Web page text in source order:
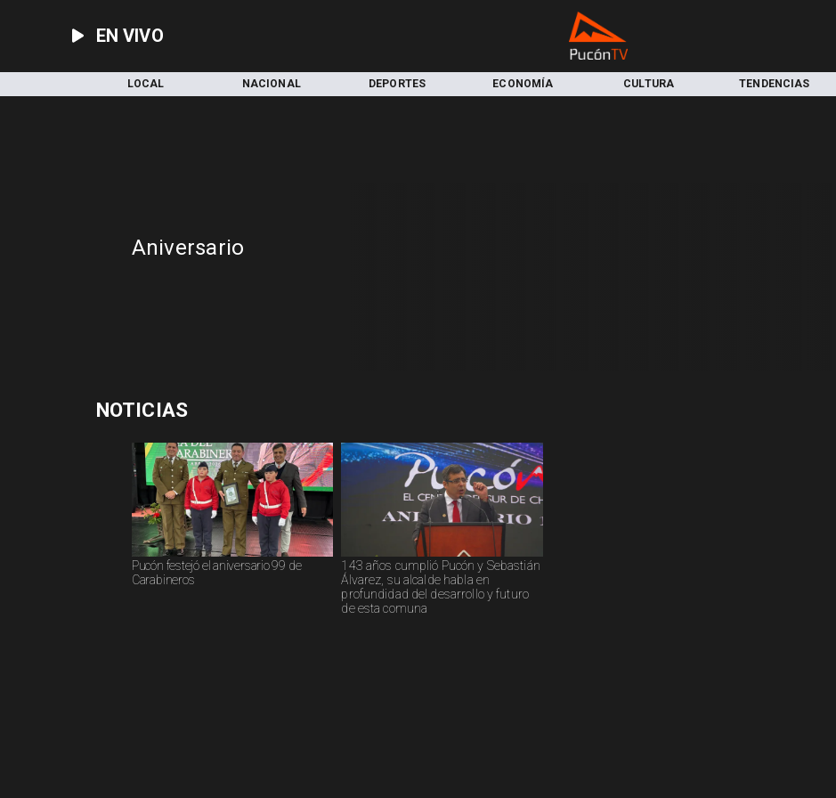
EN VIVO
LOCAL NACIONAL DEPORTES ECONOMÍA CULTURA TENDENCIAS
Aniversario
NOTICIAS
Pucón festejó el aniversario 99 de
Carabineros
143 años cumplió Pucón y Sebastián
Álvarez, su alcalde habla en
profundidad del desarrollo y futuro
de esta comuna